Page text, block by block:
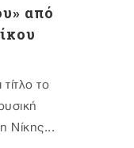
από
το
Νίκης...